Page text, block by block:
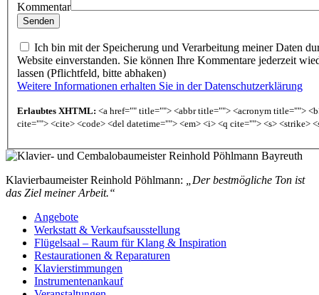
Kommentar
Ich bin mit der Speicherung und Verarbeitung meiner Daten
Website einverstanden. Sie können Ihre Kommentare jederzeit
lassen (Pflichtfeld, bitte abhaken)
Weitere Informationen erhalten Sie in der Datenschutzerklärung
Erlaubtes XHTML: <a href="" title=""> <abbr title=""> <acronym title="">
cite=""> <cite> <code> <del datetime=""> <em> <i> <q cite=""> <s> <strike>
Klavierbaumeister Reinhold Pöhlmann:
„Der bestmögliche Ton ist
das Ziel meiner Arbeit.“
Angebote
Werkstatt & Verkaufsausstellung
Flügelsaal – Raum für Klang & Inspiration
Restaurationen & Reparaturen
Klavierstimmungen
Instrumentenankauf